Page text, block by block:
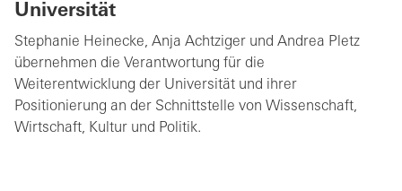
Universität
Stephanie Heinecke, Anja Achtziger und Andrea Pletz
übernehmen die Verantwortung für die
Weiterentwicklung der Universität und ihrer
Positionierung an der Schnittstelle von Wissenschaft,
Wirtschaft, Kultur und Politik.